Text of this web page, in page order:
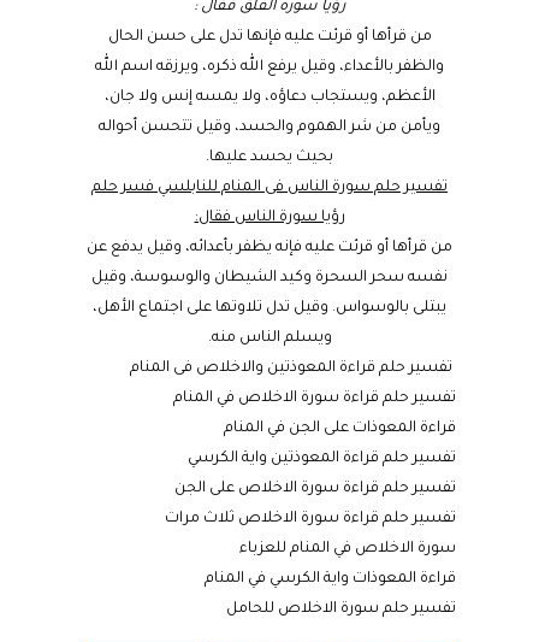
رؤيا سورة الفلق فقال :
من قرأها أو قرئت عليه فإنها تدل على حسن الحال
والظفر بالأعداء، وقيل يرفع الله ذكره، ويرزقه اسم الله
الأعظم، ويستجاب دعاؤه، ولا يمسه إنس ولا جان،
ويأمن من شر الهموم والحسد، وقيل تتحسن أحواله
بحيث يحسد عليها.
تفسير حلم سورة الناس فى المنام للنابلسي فسر حلم
رؤيا سورة الناس فقال:
من قرأها أو قرئت عليه فإنه يظفر بأعدائه، وقيل يدفع عن
نفسه سحر السحرة وكيد الشيطان والوسوسة، وقيل
يبتلى بالوسواس. وقيل تدل تلاوتها على اجتماع الأهل،
ويسلم الناس منه.
تفسير حلم قراءة المعوذتين والاخلاص فى المنام
تفسير حلم قراءة سورة الاخلاص في المنام
قراءة المعوذات على الجن في المنام
تفسير حلم قراءة المعوذتين واية الكرسي
تفسير حلم قراءة سورة الاخلاص على الجن
تفسير حلم قراءة سورة الاخلاص ثلاث مرات
سورة الاخلاص في المنام للعزباء
قراءة المعوذات واية الكرسي في المنام
تفسير حلم سورة الاخلاص للحامل